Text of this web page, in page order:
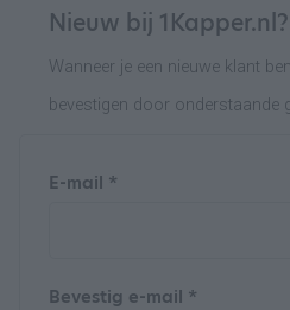
Nieuw bij 1Kapper.nl?
Wanneer je een nieuwe klant
bevestigen door onderstaande
E-mail *
Bevestig e-mail *